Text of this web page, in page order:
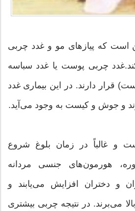
است که پیازهاى مو و غدد چربى
چربى پوست یا غدد سباسه
قرار دارند. در این بیمارى غدد
و جوش و کیست به وجود مى‌آید.
و غالباً در زمان بلوغ شروع
هورمون‌هاى جنسى مردانه
و دختران افزایش مى‌یابند و
مى‌برند. در نتیجه چربى بیشترى